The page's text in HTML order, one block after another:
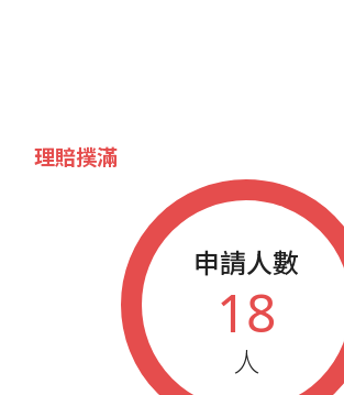
理賠撲滿
申請人數
18
人